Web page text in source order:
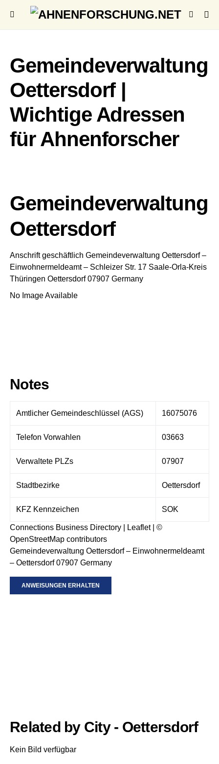
Gemeindeverwaltung
Oettersdorf |
Wichtige Adressen
für Ahnenforscher
Gemeindeverwaltung
Oettersdorf
Anschrift geschäftlich Gemeindeverwaltung Oettersdorf –
Einwohnermeldeamt – Schleizer Str. 17 Saale-Orla-Kreis
Thüringen Oettersdorf 07907 Germany
No Image Available
Notes
Amtlicher Gemeindeschlüssel (AGS) 16075076
Telefon Vorwahlen 03663
Verwaltete PLZs 07907
Stadtbezirke Oettersdorf
KFZ Kennzeichen SOK
Connections Business Directory Leaflet| ©
OpenStreetMap contributors
Gemeindeverwaltung Oettersdorf – Einwohnermeldeamt
– Oettersdorf 07907 Germany
ANWEISUNGEN ERHALTEN
Related by City - Oettersdorf
Kein Bild verfügbar